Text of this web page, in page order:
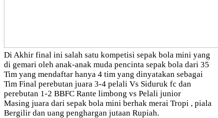
Di Akhir final ini salah satu kompetisi sepak bola mini yang
di gemari oleh anak-anak muda pencinta sepak bola dari 35
Tim yang mendaftar hanya 4 tim yang dinyatakan sebagai
Tim Final perebutan juara 3-4 pelali Vs Siduruk fc dan
perebutan 1-2 BBFC Rante limbong vs Pelali junior
Masing juara dari sepak bola mini berhak merai Tropi , piala
Bergilir dan uang penghargan jutaan Rupiah.